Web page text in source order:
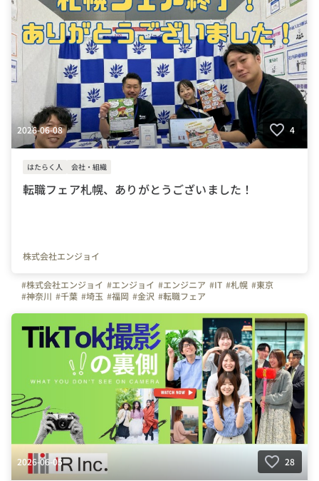
2026-06-08 4
はたらく人 会社・組織
転職フェア札幌、ありがとうございました！
株式会社エンジョイ
#株式会社エンジョイ #エンジョイ #エンジニア #IT #札幌 #東京
#神奈川 #千葉 #埼玉 #福岡 #金沢 #転職フェア
2026-06-05 28